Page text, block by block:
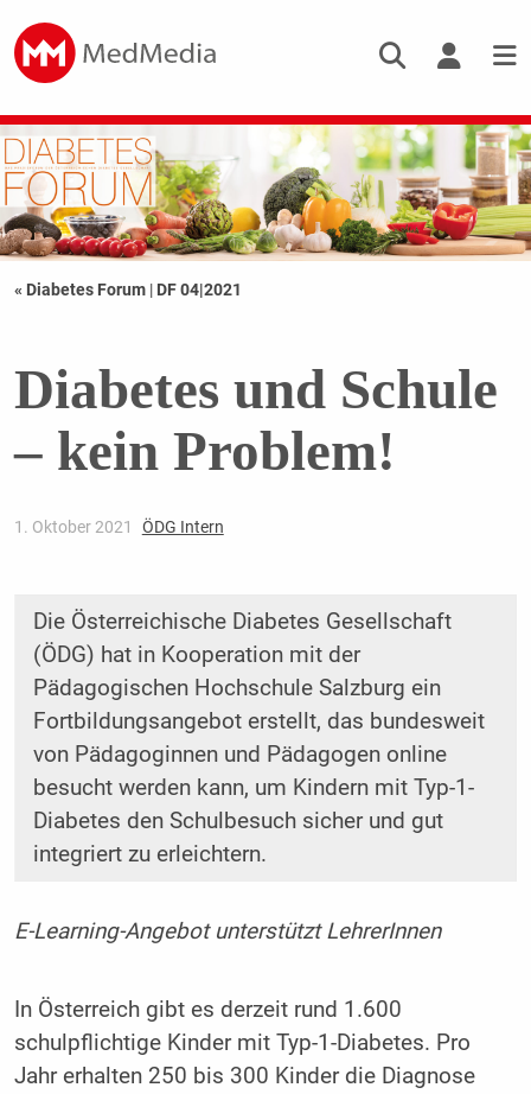
« Diabetes Forum | DF 04|2021
Diabetes und Schule
– kein Problem!
1. Oktober 2021 ÖDG Intern
Die Österreichische Diabetes Gesellschaft
(ÖDG) hat in Kooperation mit der
Pädagogischen Hochschule Salzburg ein
Fortbildungsangebot erstellt, das bundesweit
von Pädagoginnen und Pädagogen online
besucht werden kann, um Kindern mit Typ-1-
Diabetes den Schulbesuch sicher und gut
integriert zu erleichtern.
E-Learning-Angebot unterstützt LehrerInnen
In Österreich gibt es derzeit rund 1.600
schulpflichtige Kinder mit Typ-1-Diabetes. Pro
Jahr erhalten 250 bis 300 Kinder die Diagnose